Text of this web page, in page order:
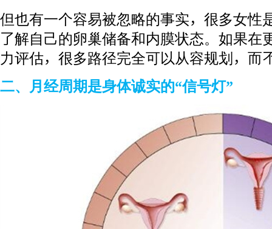
但也有一个容易被忽略的事实，很多女性
了解自己的卵巢储备和内膜状态。如果在
力评估，很多路径完全可以从容规划，而
二、月经周期是身体诚实的“信号灯”